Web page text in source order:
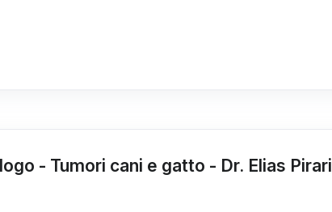
- Tumori cani e gatto - Dr. Elias Pirari